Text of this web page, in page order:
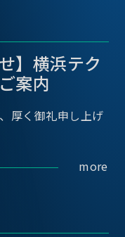
】横浜テク
案内
厚く御礼申し上げ
more